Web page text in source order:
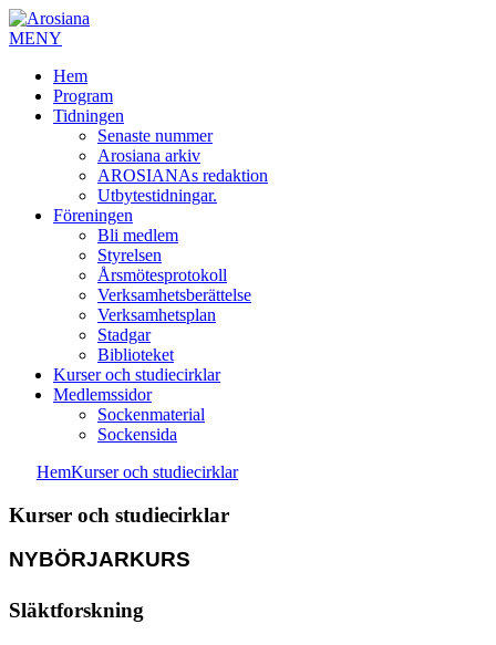
MENY
Hem
Program
Tidningen
Senaste nummer
Arosiana arkiv
AROSIANAs redaktion
Utbytestidningar.
Föreningen
Bli medlem
Styrelsen
Årsmötesprotokoll
Verksamhetsberättelse
Verksamhetsplan
Stadgar
Biblioteket
Kurser och studiecirklar
Medlemssidor
Sockenmaterial
Sockensida
HemKurser och studiecirklar
Kurser och studiecirklar
NYBÖRJARKURS
Släktforskning